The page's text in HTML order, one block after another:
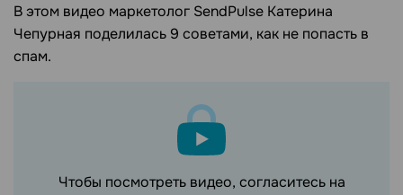
В этом видео маркетолог SendPulse Катерина
Чепурная поделилась 9 советами, как не попасть в
спам.
Чтобы посмотреть видео, согласитесь на